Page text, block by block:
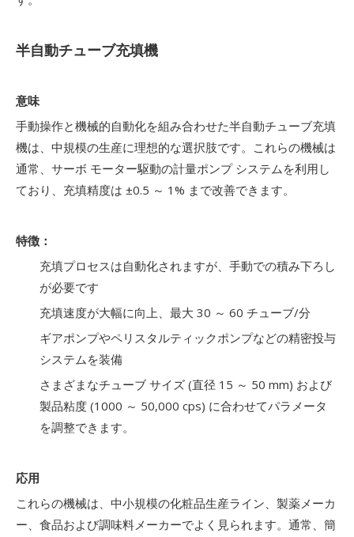
半自動チューブ充填機
意味
手動操作と機械的自動化を組み合わせた半自動チューブ充填
機は、中規模の生産に理想的な選択肢です。これらの機械は
通常、サーボ モーター駆動の計量ポンプ システムを利用し
ており、充填精度は ±0.5 ～ 1% まで改善できます。
特徴：
充填プロセスは自動化されますが、手動での積み下ろし
が必要です
充填速度が大幅に向上、最大 30 ～ 60 チューブ/分
ギアポンプやペリスタルティックポンプなどの精密投与
システムを装備
さまざまなチューブ サイズ (直径 15 ～ 50 mm) および
製品粘度 (1000 ～ 50,000 cps) に合わせてパラメータ
を調整できます。
応用
これらの機械は、中小規模の化粧品生産ライン、製薬メーカ
ー、食品および調味料メーカーでよく見られます。通常、簡